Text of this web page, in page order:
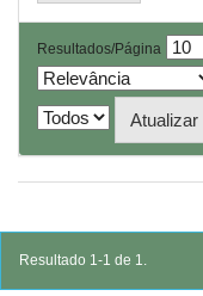
Resultados/Página
Resultado 1-1 de 1.